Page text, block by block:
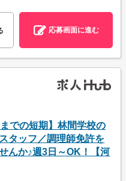
応募画面に進む
までの短期】林間学校の
タッフ／調理師免許を
んか♪週3日～OK！【河